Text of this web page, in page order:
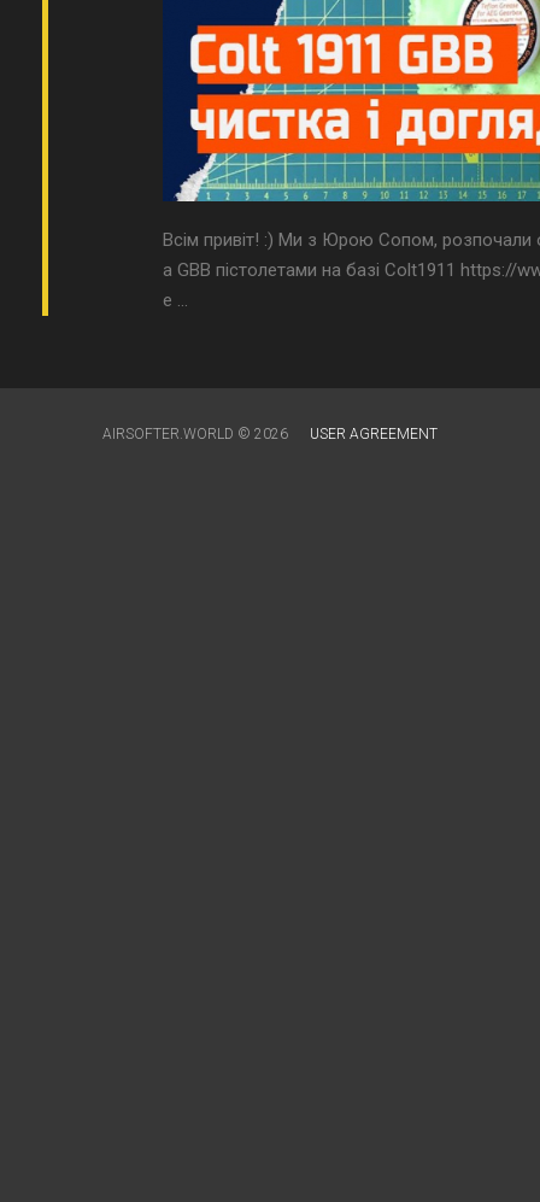
Всім привіт! :) Ми з Юрою Сопом, розпочали
а GBB пістолетами на базі Colt1911 https://
е ...
AIRSOFTER.WORLD © 2026 USER AGREEMENT